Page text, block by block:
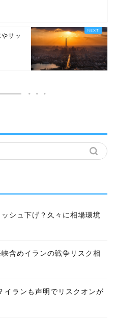
サッ
シュ下げ？久々に相場環境
含めイランの戦争リスク相
イランも声明でリスクオンが